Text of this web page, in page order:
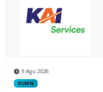
9 Agu 2026
BUMN